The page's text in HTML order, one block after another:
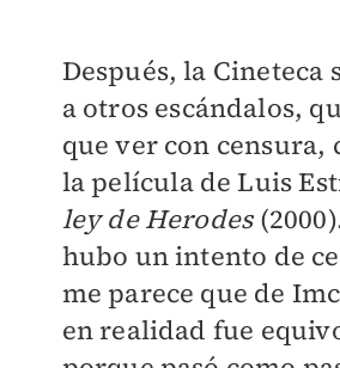
Después, la Cineteca
a otros escándalos,
que ver con censura,
la película de Luis
ley de Herodes
hubo un intento de
me parece que de
en realidad fue